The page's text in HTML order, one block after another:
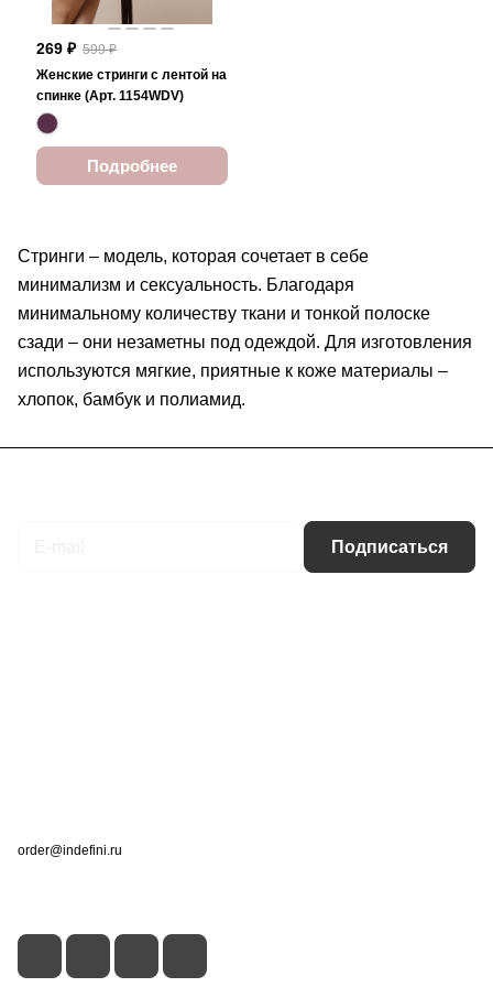
269 ₽ 599 ₽
Женские стринги с лентой на
спинке (Арт. 1154WDV)
Подробнее
Стринги – модель, которая сочетает в себе
минимализм и сексуальность. Благодаря
минимальному количеству ткани и тонкой полоске
сзади – они незаметны под одеждой. Для изготовления
используются мягкие, приятные к коже материалы –
хлопок, бамбук и полиамид.
Подписаться
order@indefini.ru